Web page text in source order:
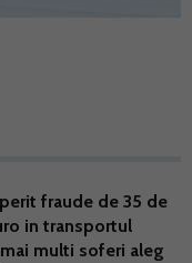
fraude de 35 de
in transportul
multi soferi aleg